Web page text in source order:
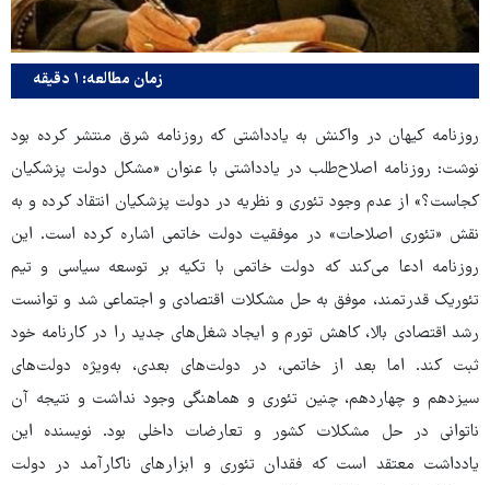
زمان مطالعه: ۱ دقیقه
روزنامه کیهان در واکنش به یادداشتی که روزنامه شرق منتشر کرده بود
نوشت: روزنامه اصلاح‌طلب در یادداشتی با عنوان «مشکل دولت پزشکیان
کجاست؟» از عدم وجود تئوری و نظریه در دولت پزشکیان انتقاد کرده و به
نقش «تئوری اصلاحات» در موفقیت دولت خاتمی اشاره کرده است. این
روزنامه ادعا می‌کند که دولت خاتمی با تکیه بر توسعه سیاسی و تیم
تئوریک قدرتمند، موفق به حل مشکلات اقتصادی و اجتماعی شد و توانست
رشد اقتصادی بالا، کاهش تورم و ایجاد شغل‌های جدید را در کارنامه خود
ثبت کند. اما بعد از خاتمی، در دولت‌های بعدی، به‌ویژه دولت‌های
سیزدهم و چهاردهم، چنین تئوری و هماهنگی وجود نداشت و نتیجه آن
ناتوانی در حل مشکلات کشور و تعارضات داخلی بود. نویسنده این
یادداشت معتقد است که فقدان تئوری و ابزارهای ناکارآمد در دولت